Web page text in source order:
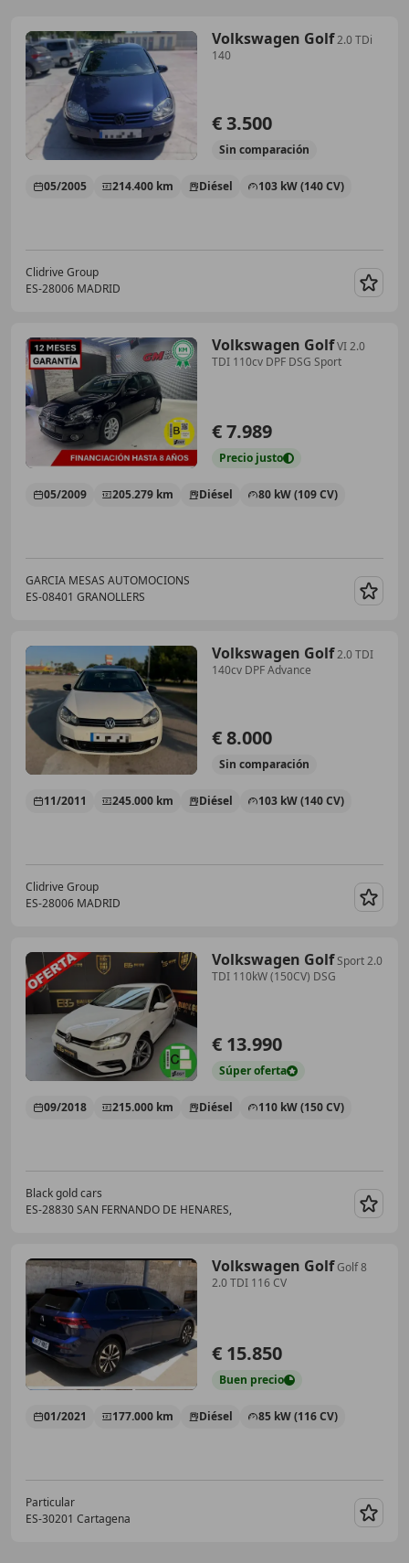
Volkswagen Golf2.0 TDi
140
€ 3.500
Sin comparación
05/2005 214.400 km Diésel 103 kW (140 CV)
Clidrive Group
ES-28006 MADRID
Volkswagen GolfVI 2.0
TDI 110cv DPF DSG Sport
€ 7.989
Precio justo
05/2009 205.279 km Diésel 80 kW (109 CV)
GARCIA MESAS AUTOMOCIONS
ES-08401 GRANOLLERS
Volkswagen Golf2.0 TDI
140cv DPF Advance
€ 8.000
Sin comparación
11/2011 245.000 km Diésel 103 kW (140 CV)
Clidrive Group
ES-28006 MADRID
Volkswagen GolfSport 2.0
TDI 110kW (150CV) DSG
€ 13.990
Súperoferta
09/2018 215.000 km Diésel 110 kW (150 CV)
Black gold cars
ES-28830 SAN FERNANDO DE HENARES,
Volkswagen GolfGolf 8
2.0 TDI 116 CV
€ 15.850
Buen precio
01/2021 177.000 km Diésel 85 kW (116 CV)
Particular
ES-30201 Cartagena